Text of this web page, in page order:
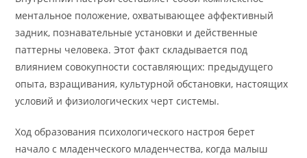
ментальное положение, охватывающее аффективный
задник, познавательные установки и действенные
паттерны человека. Этот факт складывается под
влиянием совокупности составляющих: предыдущего
опыта, взращивания, культурной обстановки, настоящих
условий и физиологических черт системы.
Ход образования психологического настроя берет
начало с младенческого младенчества, когда малыш